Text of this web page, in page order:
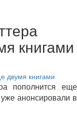
книгами
пополнится еще
анонсировали в